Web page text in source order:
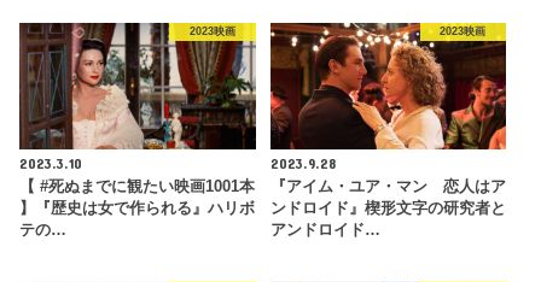
2023映画
2023.3.10
【 #死ぬまでに観たい映画1001本
】『歴史は女で作られる』ハリボ
テの…
2023映画
2023.9.28
『アイム・ユア・マン 恋人はア
ンドロイド』楔形文字の研究者と
アンドロイド…